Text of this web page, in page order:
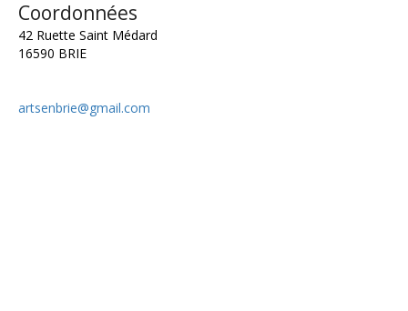
Coordonnées
42 Ruette Saint Médard
16590 BRIE
artsenbrie@gmail.com